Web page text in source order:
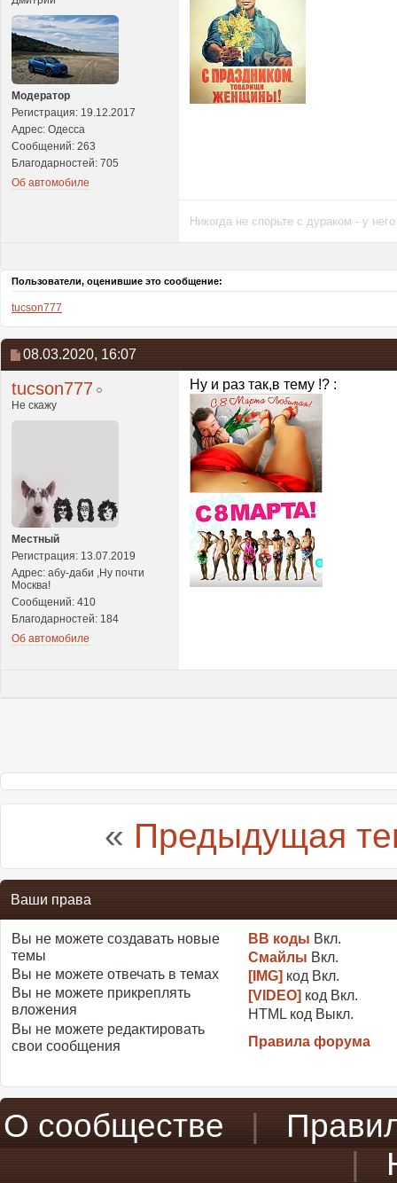
Модератор
Регистрация: 19.12.2017
Адрес: Одесса
Сообщений: 263
Благодарностей: 705
Об автомобиле
Никогда не спорьте с дураком - у
Пользователи, оценившие это сообщение:
tucson777
08.03.2020, 16:07
tucson777
Не скажу
Местный
Регистрация: 13.07.2019
Адрес: абу-даби ,Ну почти
Москва!
Сообщений: 410
Благодарностей: 184
Об автомобиле
Ну и раз так,в тему !? :
« Предыдущая
Ваши права
Вы не можете создавать новые
темы
Вы не можете отвечать в темах
Вы не можете прикреплять
вложения
Вы не можете редактировать
свои сообщения
BB коды Вкл.
Смайлы Вкл.
[IMG] код Вкл.
[VIDEO] код Вкл.
HTML код Выкл.
Правила форума
О сообществе |
|